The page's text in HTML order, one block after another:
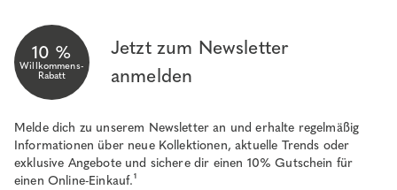
10 %
Willkommens-
Rabatt
Jetzt zum Newsletter
anmelden
Melde dich zu unserem Newsletter an und erhalte regelmäßig
Informationen über neue Kollektionen, aktuelle Trends oder
exklusive Angebote und sichere dir einen 10% Gutschein für
einen Online-Einkauf.¹